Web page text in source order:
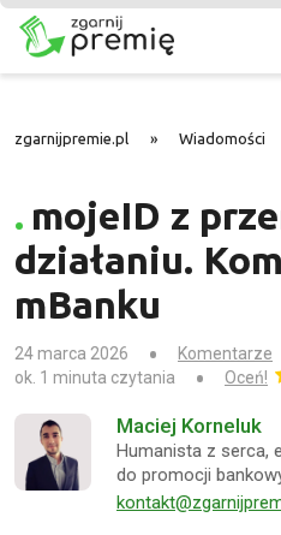
zgarnijpremie.pl » Wiadomości
mojeID z
działaniu.
mBanku
24 marca 2026
Komentarze
ok. 1 minuta czytania
Oceń!
Maciej Korneluk
Humanista z serca,
do promocji